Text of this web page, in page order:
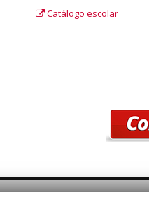
Catálogo escolar